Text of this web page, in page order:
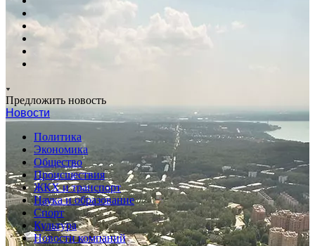
Предложить новость
Новости
Политика
Экономика
Общество
Происшествия
ЖКХ и транспорт
Наука и образование
Спорт
Культура
Новости компаний